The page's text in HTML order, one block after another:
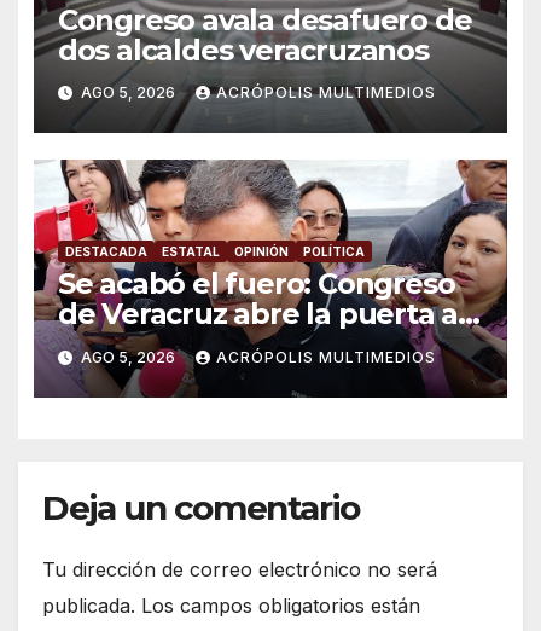
Congreso avala desafuero de
dos alcaldes veracruzanos
AGO 5, 2026 ACRÓPOLIS MULTIMEDIOS
DESTACADA ESTATAL OPINIÓN POLÍTICA
Se acabó el fuero: Congreso
de Veracruz abre la puerta a
proceso penal contra alcalde
de Úrsulo Galván
AGO 5, 2026 ACRÓPOLIS MULTIMEDIOS
Deja un comentario
Tu dirección de correo electrónico no será
publicada. Los campos obligatorios están